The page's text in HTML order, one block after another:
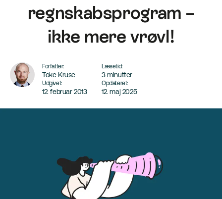
regnskabsprogram –
ikke mere vrøvl!
Forfatter:
Toke Kruse
Udgivet:
12. februar 2013
Opdateret:
12. maj 2025
Læsetid:
3 minutter